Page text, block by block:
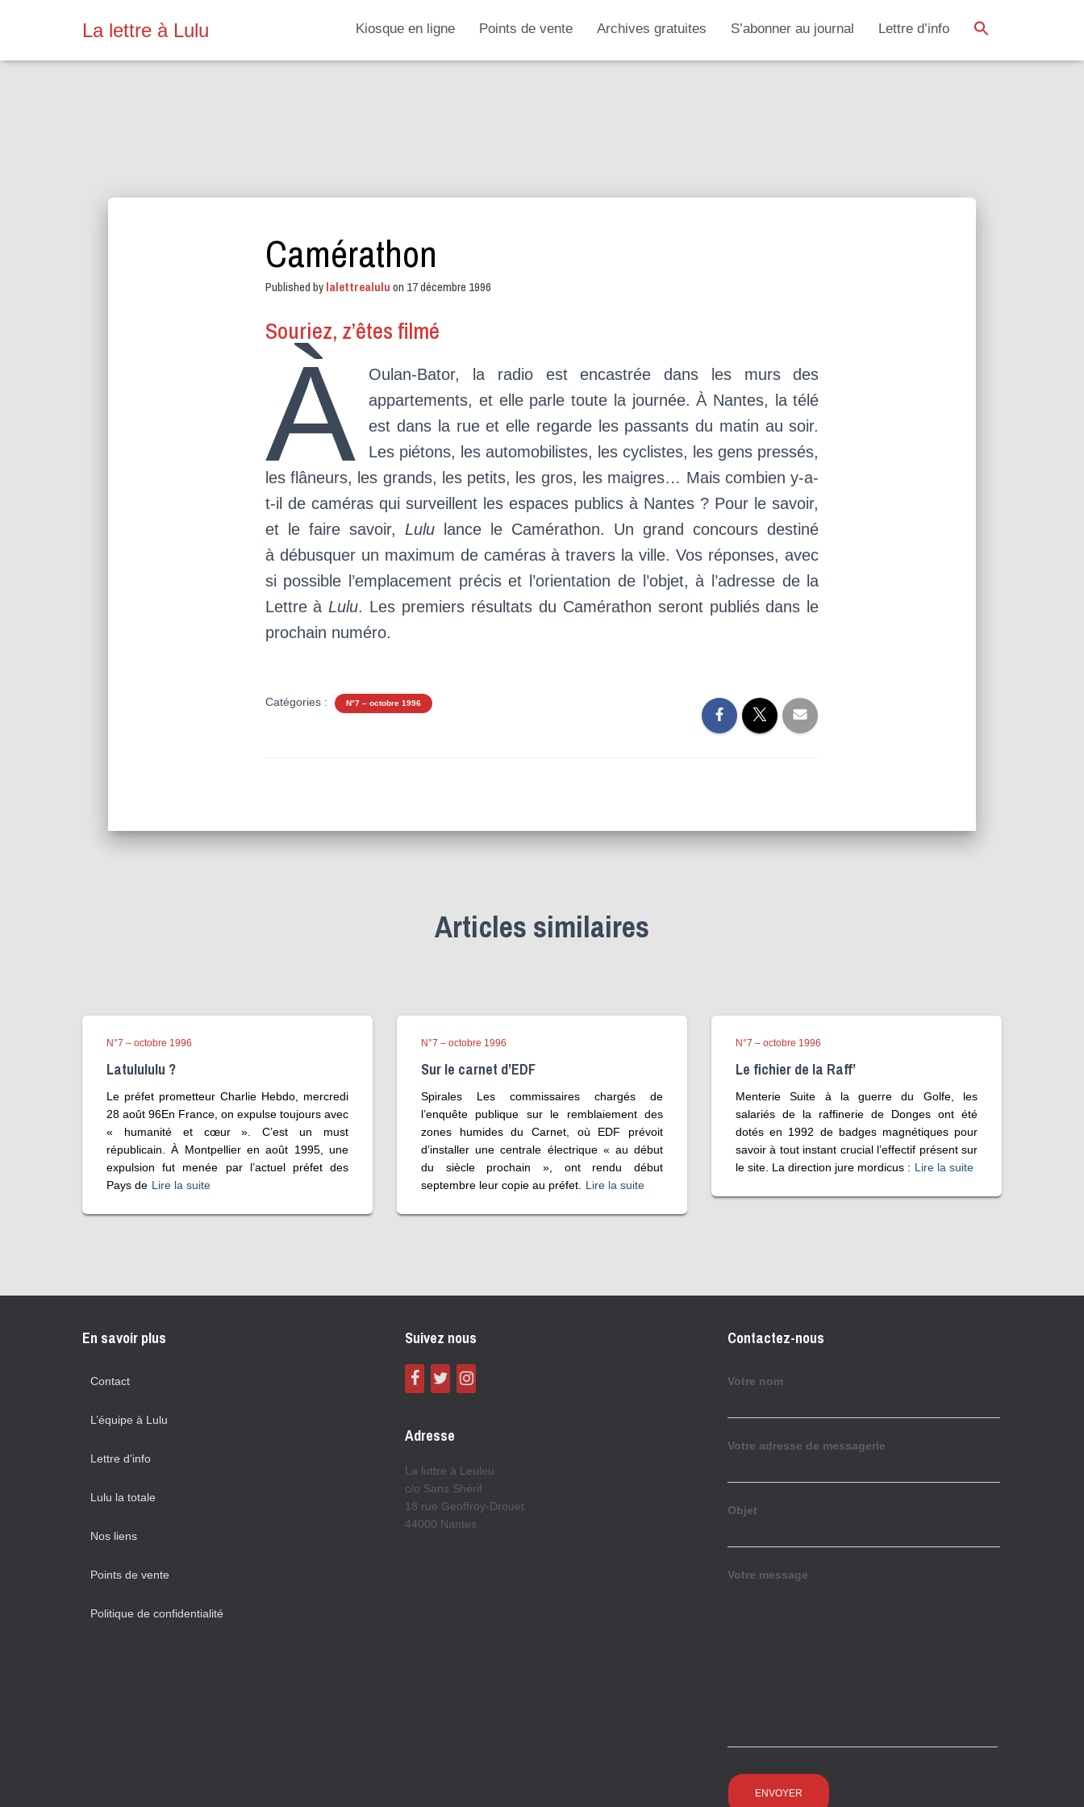
La lettre à Lulu Kiosque en ligne Points de vente Archives gratuites S’abonner au journal Lettre d’info
Camérathon
Published bylalettrealuluon 17 décembre 1996
Souriez, z’êtes filmé
À
Oulan-Bator, la radio est encastrée dans les murs des
appartements, et elle parle toute la journée. À Nantes, la télé
est dans la rue et elle regarde les passants du matin au soir.
Les piétons, les automobilistes, les cyclistes, les gens pressés,
les flâneurs, les grands, les petits, les gros, les maigres… Mais combien y‑a-
t-il de caméras qui surveillent les espaces publics à Nantes ? Pour le savoir,
et le faire savoir, Lululance le Camérathon. Un grand concours destiné
à débusquer un maximum de caméras à travers la ville. Vos réponses, avec
si possible l’emplacement précis et l’orientation de l’objet, à l’adresse de la
Lettre à Lulu. Les premiers résultats du Camérathon seront publiés dans le
prochain numéro.
Catégories : N°7 – octobre 1996
Articles similaires
N°7 – octobre 1996
Latulululu ?
Le préfet prometteur Charlie Hebdo, mercredi
28 août 96En France, on expulse toujours avec
« humanité et cœur ». C’est un must
républicain. À Montpellier en août 1995, une
expulsion fut menée par l’actuel préfet des
Pays de Lire la suite
N°7 – octobre 1996
Sur le carnet d’EDF
Spirales Les commissaires chargés de
l’enquête publique sur le remblaiement des
zones humides du Carnet, où EDF prévoit
d’installer une centrale électrique « au début
du siècle prochain », ont rendu début
septembre leur copie au préfet.
Lire la suite
N°7 – octobre 1996
Le fichier de la Raff’
Menterie Suite à la guerre du Golfe, les
salariés de la raffinerie de Donges ont été
dotés en 1992 de badges magnétiques pour
savoir à tout instant crucial l’effectif présent sur
le site. La direction jure mordicus : Lire la suite
En savoir plus
Contact
L’équipe à Lulu
Lettre d’info
Lulu la totale
Nos liens
Points de vente
Politique de confidentialité
Suivez nous
Adresse
La luttre à Leuleu
c/o Sans Shérif
18 rue Geoffroy-Drouet
44000 Nantes
Contactez-nous
Votre nom
Votre adresse de messagerie
Objet
Votre message